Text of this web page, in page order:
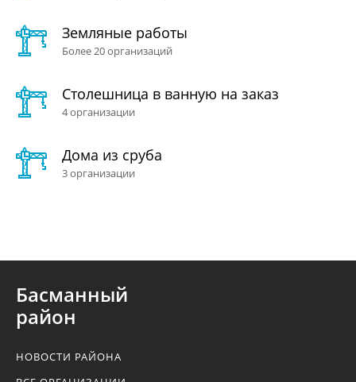
Земляные работы
Более 20 организаций
Столешница в ванную на заказ
4 организации
Дома из сруба
3 организации
Басманный
район
НОВОСТИ РАЙОНА